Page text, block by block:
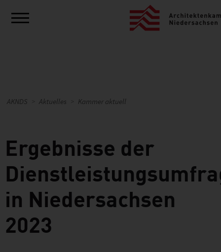
AKNDS Aktuelles Kammer aktuell
Ergebnisse der
in Niedersachsen
2023